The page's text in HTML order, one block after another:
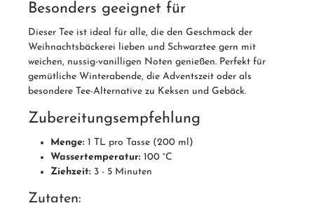
Besonders geeignet für
Dieser Tee ist ideal für alle, die den Geschmack der
Weihnachtsbäckerei lieben und Schwarztee gern mit
weichen, nussig-vanilligen Noten genießen. Perfekt für
gemütliche Winterabende, die Adventszeit oder als
besondere Tee-Alternative zu Keksen und Gebäck.
Zubereitungsempfehlung
Menge: 1 TL pro Tasse (200 ml)
Wassertemperatur: 100 °C
Ziehzeit: 3 - 5 Minuten
Zutaten: